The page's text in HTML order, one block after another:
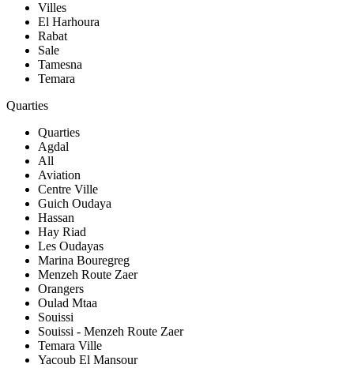
Villes
El Harhoura
Rabat
Sale
Tamesna
Temara
Quarties
Quarties
Agdal
All
Aviation
Centre Ville
Guich Oudaya
Hassan
Hay Riad
Les Oudayas
Marina Bouregreg
Menzeh Route Zaer
Orangers
Oulad Mtaa
Souissi
Souissi - Menzeh Route Zaer
Temara Ville
Yacoub El Mansour